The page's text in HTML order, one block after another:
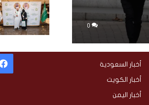
0
أخبار السعودية
أخبار الكويت
أخبار اليمن